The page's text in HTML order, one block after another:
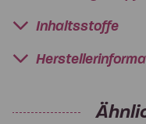
Inhaltsstoffe